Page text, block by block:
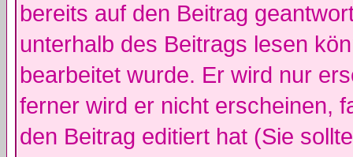
bereits auf den Beitrag
unterhalb des Beitrags lesen
bearbeitet wurde. Er wird nur
ferner wird er nicht erscheinen,
den Beitrag editiert hat (Sie